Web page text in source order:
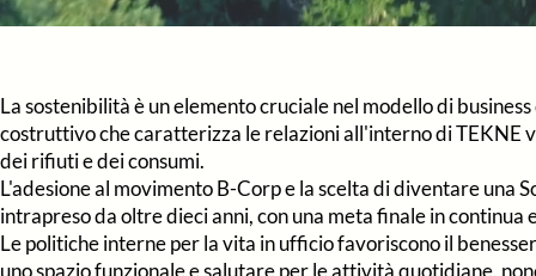
La sostenibilità è un elemento cruciale nel modello di
costruttivo che caratterizza le relazioni all'interno di TEKNE
dei rifiuti e dei consumi.
L'adesione al movimento B-Corpe la scelta di diventare una
intrapreso da oltre dieci anni, con una meta finale in continua
Le politiche interne per la vita in ufficio favoriscono il
uno spazio funzionale e salutare per le attività quotidiane,